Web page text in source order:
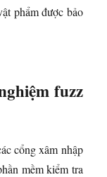
phẩm được bảo
fuzz
cổng xâm nhập
mềm kiểm tra